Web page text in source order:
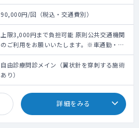
90,000円/回（税込・交通費別）
上限3,000円まで負担可能 原則公共交通機関
のご利用をお願いいたします。※車通勤・タ
クシー利用要相談
自由診療問診メイン（翼状針を穿刺する施術
あり）
詳細をみる